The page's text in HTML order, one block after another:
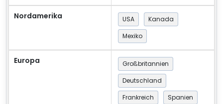
Nordamerika USA
Kanada
Mexiko
Europa
Großbritannien
Deutschland
Frankreich
Spanien